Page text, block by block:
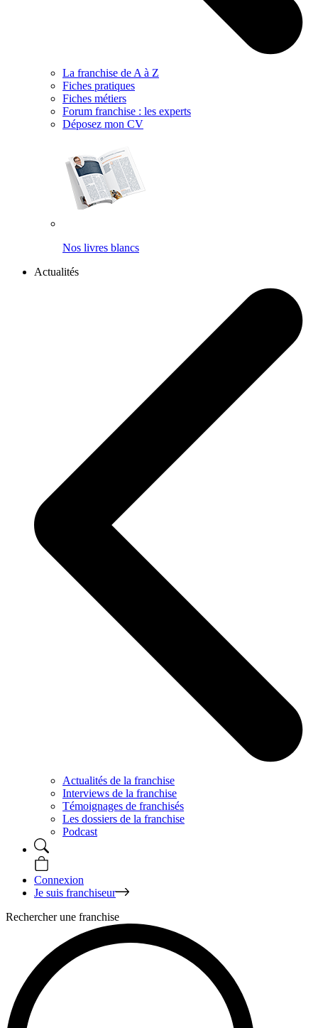
La franchise de A à Z
Fiches pratiques
Fiches métiers
Forum franchise : les experts
Déposez mon CV
Nos livres blancs
Actualités
Actualités de la franchise
Interviews de la franchise
Témoignages de franchisés
Les dossiers de la franchise
Podcast
Connexion
Je suis franchiseur
Rechercher une franchise